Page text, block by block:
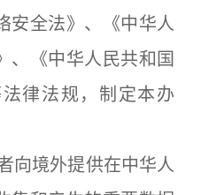
安全法》、《中华人
、《中华人民共和国
律法规，制定本办
向境外提供在中华人